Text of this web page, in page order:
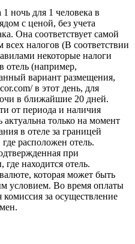
1 ночь для 1 человека в
с ценой, без учета
Она соответствует самой
налогов (В соответствии
некоторые налоги
отель (например,
вариант размещения,
в этот день, для
в ближайшие 20 дней.
от периода и наличия
только на момент
в отеле за границей
расположен отель.
при
находится отель.
которая может быть
условием. Во время оплаты
за осуществление